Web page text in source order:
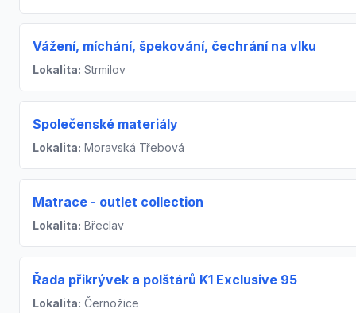
Vážení, míchání, špekování, čechrání na vlku
Lokalita: Strmilov
Společenské materiály
Lokalita: Moravská Třebová
Matrace - outlet collection
Lokalita: Břeclav
Řada přikrývek a polštárů K1 Exclusive 95
Lokalita: Černožice